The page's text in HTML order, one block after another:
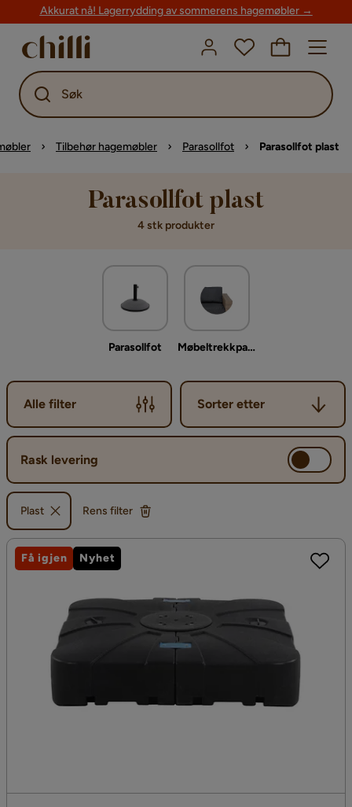
Akkurat nå! Lagerrydding av sommerens hagemøbler →
Søk
Tilbehør hagemøbler Parasollfot Parasollfot plast
Parasollfot plast
4 stk produkter
Parasollfot Møbeltrekkpakke hagemøbler
Alle filter
Sorter etter
Sorter etter
Rask levering
Plast Rens filter
Få igjen Nyhet